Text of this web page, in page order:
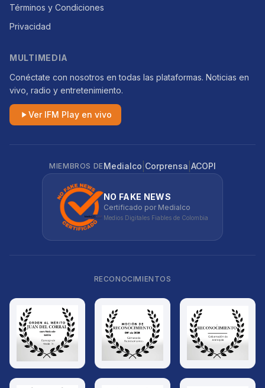
Términos y Condiciones
Privacidad
MULTIMEDIA
Conéctate con nosotros en todas las plataformas. Noticias en
vivo, radio y entretenimiento.
Ver IFM Play en vivo
MIEMBROS DEMedialco Corprensa ACOPI
NO FAKE NEWS
Certificado por Medialco
Medios Digitales Fiables de Colombia
RECONOCIMIENTOS